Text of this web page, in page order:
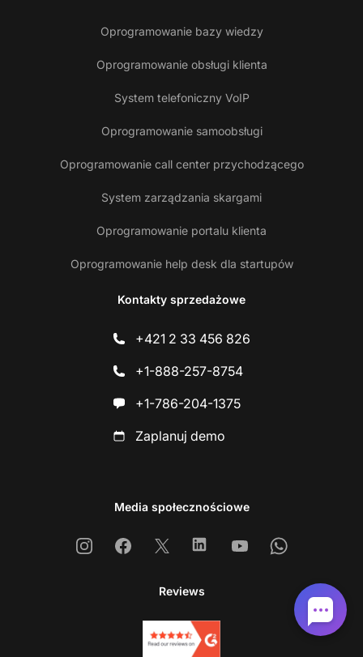
Oprogramowanie bazy wiedzy
Oprogramowanie obsługi klienta
System telefoniczny VoIP
Oprogramowanie samoobsługi
Oprogramowanie call center przychodzącego
System zarządzania skargami
Oprogramowanie portalu klienta
Oprogramowanie help desk dla startupów
Kontakty sprzedażowe
+421 2 33 456 826
+1-888-257-8754
+1-786-204-1375
Zaplanuj demo
Media społecznościowe
InstagramFacebook
X LinkedinYoutubeWhatsapp
Reviews